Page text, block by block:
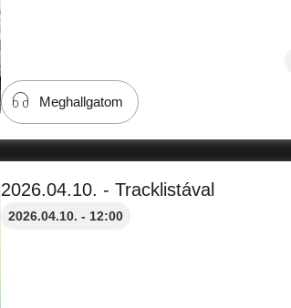
Meghallgatom
2026.04.10. - Tracklistával
2026.04.10. - 12:00